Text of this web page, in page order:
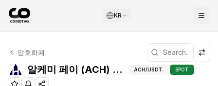
KR
알케미 페이 기술적 분석
알케미 페이 현재 $0.004470에 거래되고 있습니다. RSI
암호화폐
알케미 페이 (ACH) 피보나치 레벨 알케미
ACH/USDT SPOT